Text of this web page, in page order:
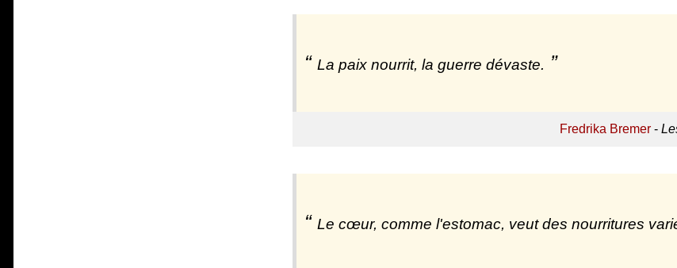
La paix nourrit, la guerre dévaste.
Fredrika Bremer-
Le cœur, comme l'estomac, veut des nourritures